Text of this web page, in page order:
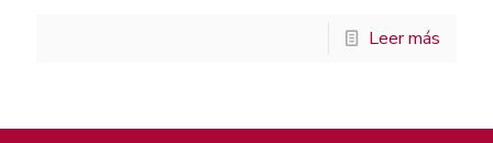
Leer más